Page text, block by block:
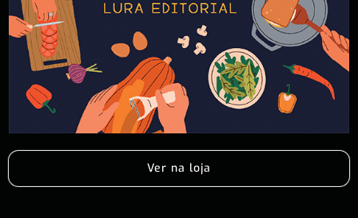
Ver na loja